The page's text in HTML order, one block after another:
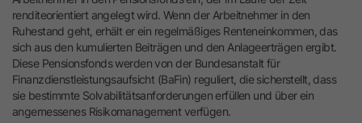
renditeorientiert angelegt wird. Wenn der Arbeitnehmer in den
Ruhestand geht, erhält er ein regelmäßiges Renteneinkommen, das
sich aus den kumulierten Beiträgen und den Anlageerträgen ergibt.
Diese Pensionsfonds werden von der Bundesanstalt für
Finanzdienstleistungsaufsicht (BaFin) reguliert, die sicherstellt, dass
sie bestimmte Solvabilitätsanforderungen erfüllen und über ein
angemessenes Risikomanagement verfügen.